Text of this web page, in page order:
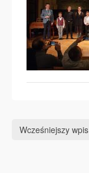
Wcześniejszy wpis